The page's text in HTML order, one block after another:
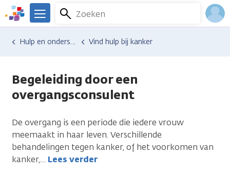
Overslaan
en
naar
We
er
Kanker.nl
Zoeken
Menu
Hulp en ondersteuning Vind hulp bij kanker
Begeleiding door een
overgangsconsulent
De overgang is een periode die iedere vrouw
meemaakt in haar leven. Verschillende
behandelingen tegen kanker, of het voorkomen van
kanker,… Lees verder